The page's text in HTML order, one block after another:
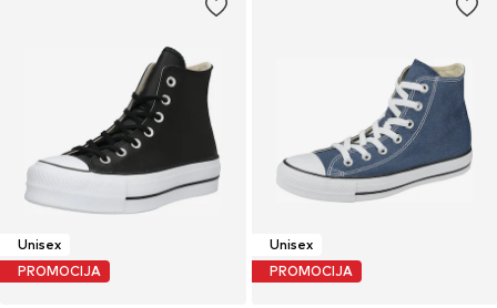
Unisex
PROMOCIJA
Unisex
PROMOCIJA